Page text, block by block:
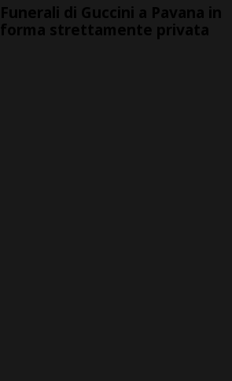
Funerali di Guccini a Pavana in
forma strettamente privata